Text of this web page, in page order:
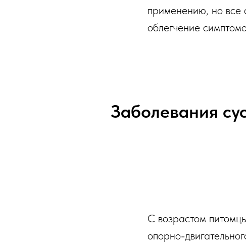
применению, но все
облегчение
Заболевания
С возрастом
опорно-